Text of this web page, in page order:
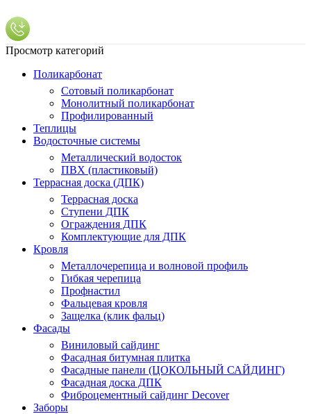
Просмотр категорий
Поликарбонат
Сотовый поликарбонат
Монолитный поликарбонат
Профилированный
Теплицы
Водосточные системы
Металлический водосток
ПВХ (пластиковый)
Террасная доска (ДПК)
Террасная доска
Ступени ДПК
Ограждения ДПК
Комплектующие для ДПК
Кровля
Металлочерепица и волновой профиль
Гибкая черепица
Профнастил
Фальцевая кровля
Защелка (клик фальц)
Фасады
Виниловый сайдинг
Фасадная битумная плитка
Фасадные панели (ЦОКОЛЬНЫЙ САЙДИНГ)
Фасадная доска ДПК
Фиброцементный сайдинг Decover
Заборы